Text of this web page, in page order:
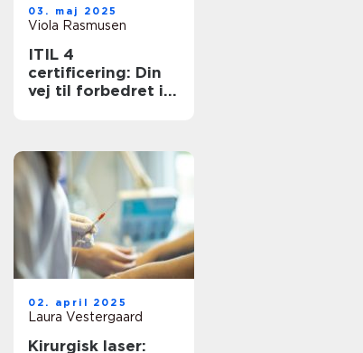
03. maj 2025
Viola Rasmusen
ITIL 4
certificering: Din
vej til forbedret it-
02. april 2025
Laura Vestergaard
Kirurgisk laser: